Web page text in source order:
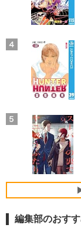
5
編集部のおす